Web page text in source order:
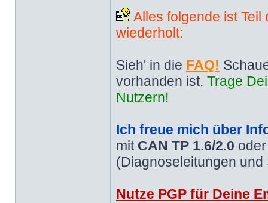
Alles folgende ist
wiederholt:
Sieh' in die FAQ!
vorhanden ist. Trage
Nutzern!
Ich freue mich über
mit CAN TP 1.6/2.0
(Diagnoseleitungen
Nutze PGP für Deine